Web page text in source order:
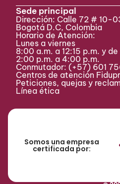
con la Oficina de
Intranet.
Autónomos de
liquidación Inicio
Pereira.
Planeación
cambios en la
2007.
Venta
Sede principal
Dirección: Calle 72 # 10-
Bogotá D.C, Colombia
Horario de Atención:
Lunes a viernes
8:00 a.m. a 12:15 p.m. y de
2:00 p.m. a 4:00 p.m.
Conmutador: (+57) 601
Centros de atención
Peticiones, quejas y
Línea ética
Somos una empresa
certificada por: